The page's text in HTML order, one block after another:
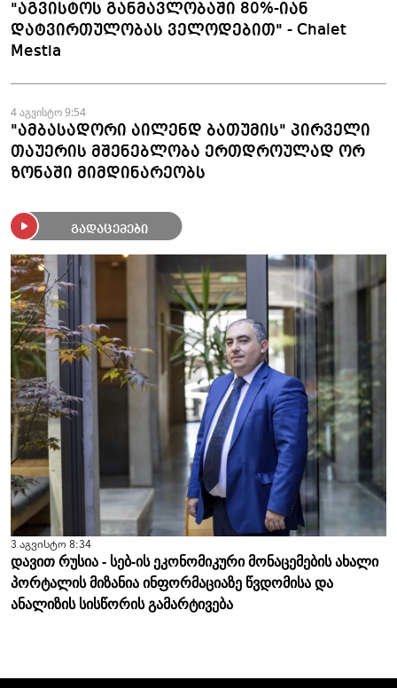
"აგვისტოს განმავლობაში 80%-იან
დატვირთულობას ველოდებით" - Chalet
Mestia
4 აგვისტო 9:54
"ამბასადორი აილენდ ბათუმის" პირველი
თაუერის მშენებლობა ერთდროულად ორ
ზონაში მიმდინარეობს
გადაცემები
3 აგვისტო 8:34
დავით რუსია - სებ-ის ეკონომიკური მონაცემების ახალი
პორტალის მიზანია ინფორმაციაზე წვდომისა და
ანალიზის სისწორის გამარტივება